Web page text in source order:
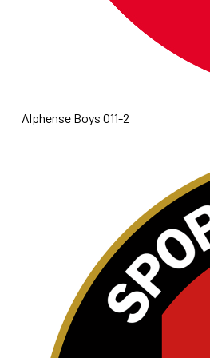
Alphense Boys O11-2